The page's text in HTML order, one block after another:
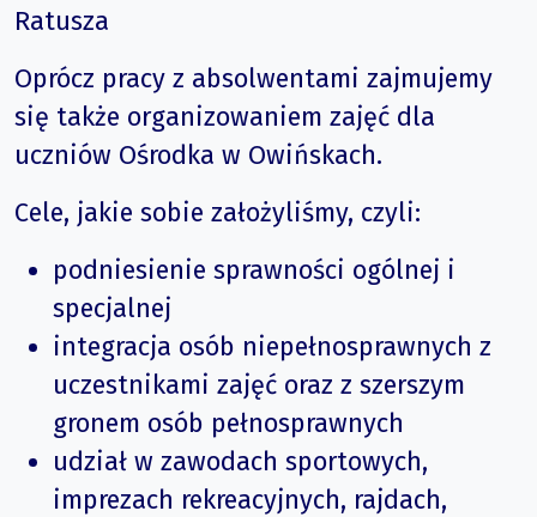
Ratusza
Oprócz pracy z absolwentami zajmujemy
się także organizowaniem zajęć dla
uczniów Ośrodka w Owińskach.
Cele, jakie sobie założyliśmy, czyli:
podniesienie sprawności ogólnej i
specjalnej
integracja osób niepełnosprawnych z
uczestnikami zajęć oraz z szerszym
gronem osób pełnosprawnych
udział w zawodach sportowych,
imprezach rekreacyjnych, rajdach,